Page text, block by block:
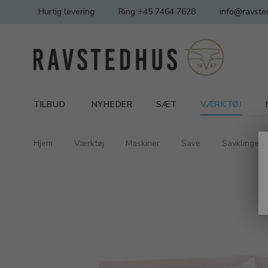
Hurtig levering Ring +45 7464 7628
TILBUD NYHEDER SÆT VÆRKTØJ
Hjem Værktøj Maskiner Save Savklinger,